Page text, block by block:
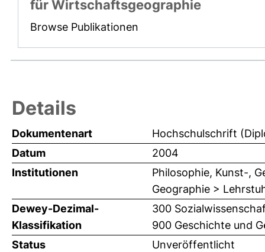
für Wirtschaftsgeographie
Browse Publikationen
Details
Dokumentenart
Hochschulschrift
Datum
2004
Institutionen
Philosophie, Kunst-,
Geographie >
Dewey-Dezimal-
Klassifikation
300
900 Geschichte und
Status
Unveröffentlicht